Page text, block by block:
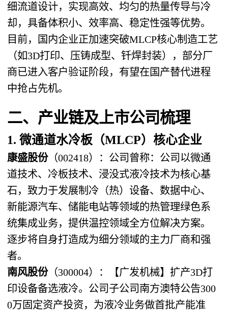
细流道设计，实现高效、均匀的热量传导与冷
却，具备体积小、效率高、稳定性强等优势。
目前，国内企业正加速突破MLCP核心制造工艺
（如3D打印、压铸成型、钎焊封装），部分厂
商已进入客户验证阶段，有望在国产替代进程
中抢占先机。
二、产业链及上市公司梳理
1. 微通道水冷板（MLCP）核心企业
康盛股份（002418）：公司曾称：公司以微通
道技术、冷板技术、浸没式液冷技术为核心基
石，致力于发展制冷（热）设备、数据中心、
新能源汽车、储能电站等领域的热管理绿色系
统集成业务，提供温控领域全方位解决方案。
逐步将自身打造成为细分领域的主力厂商和强
者。
南风股份（300004）：【广发机械】扩产3D打
印设备备选液冷。公司子公司南方澳特公告300
0万固定资产投资，为液冷业务做首批产能准